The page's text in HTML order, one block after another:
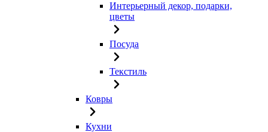
Интерьерный декор, подарки,
цветы
Посуда
Текстиль
Ковры
Кухни